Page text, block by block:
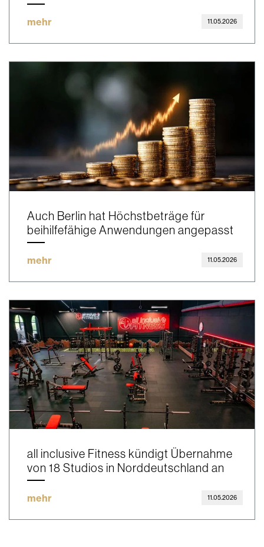
mehr 11.05.2026
Auch Berlin hat Höchstbeträge für
beihilfefähige Anwendungen angepasst
mehr 11.05.2026
all inclusive Fitness kündigt Übernahme
von 18 Studios in Norddeutschland an
mehr 11.05.2026